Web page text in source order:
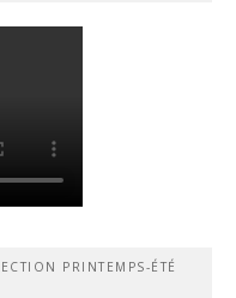
PRINTEMPS-ÉTÉ